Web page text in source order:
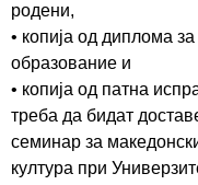
родени,
• копија од диплома
образование и
• копија од патна
треба да бидат
семинар за
култура при